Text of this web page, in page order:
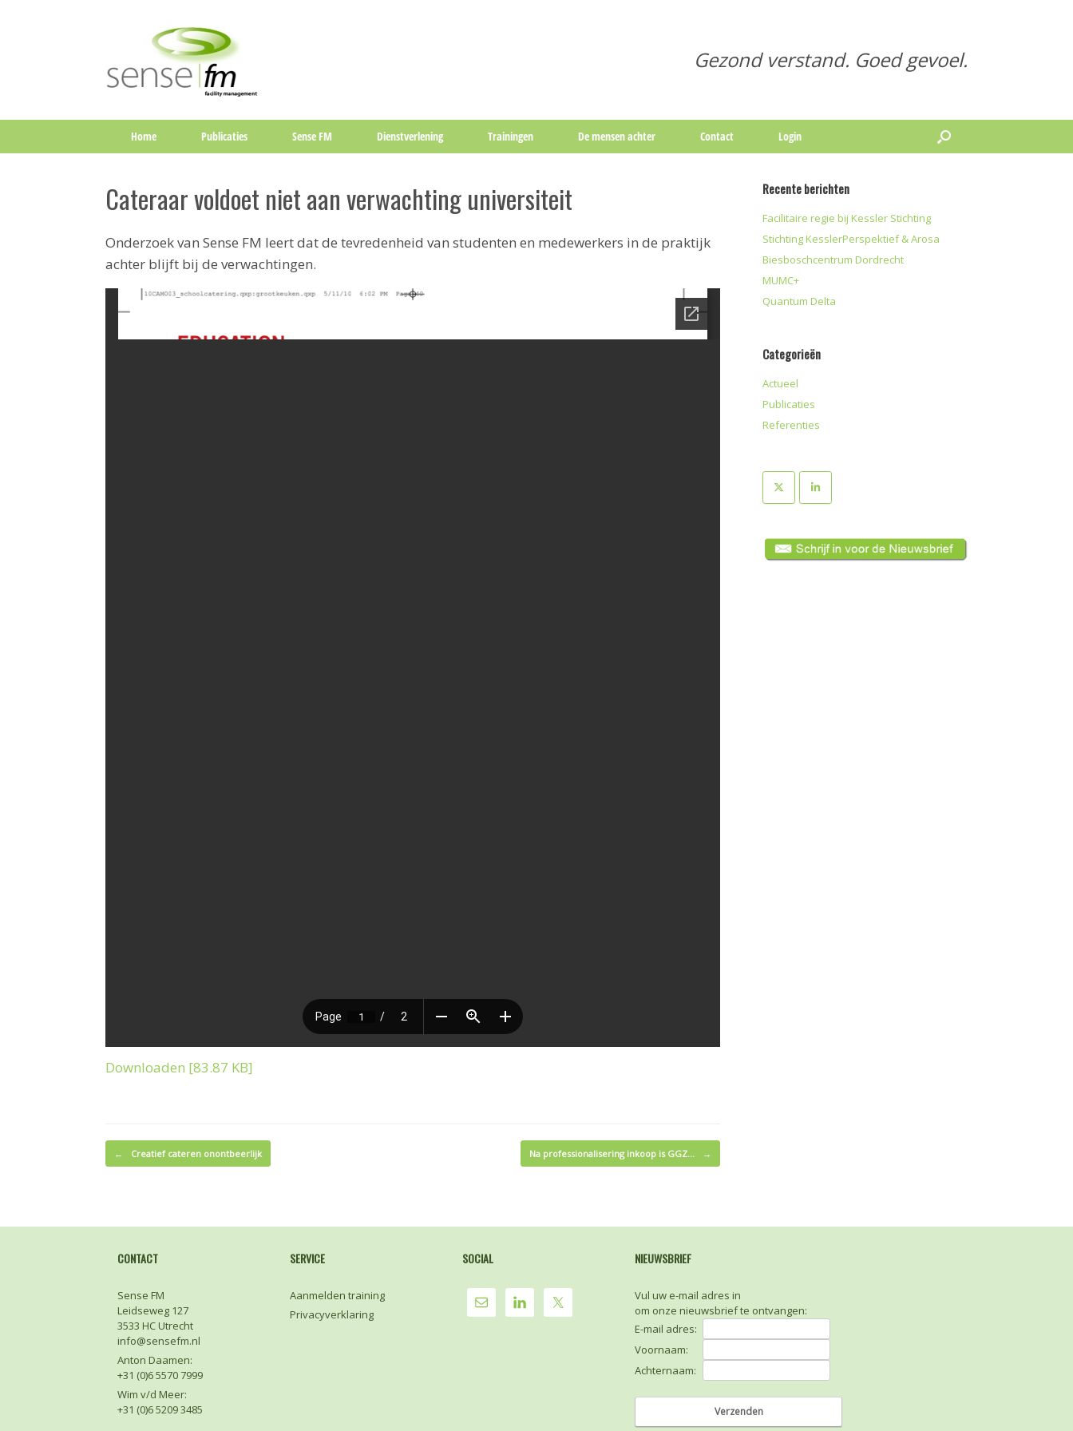
Gezond verstand. Goed gevoel.
Home Publicaties Sense FM Dienstverlening Trainingen De mensen achter Contact Login
Cateraar voldoet niet aan verwachting universiteit
Onderzoek van Sense FM leert dat de tevredenheid van studenten en medewerkers in de praktijk
achter blijft bij de verwachtingen.
Downloaden [83.87 KB]
Bericht navigatie
← Creatief cateren onontbeerlijk Na professionalisering inkoop is GGZ… →
Recente berichten
Facilitaire regie bij Kessler Stichting
Stichting KesslerPerspektief & Arosa
Biesboschcentrum Dordrecht
MUMC+
Quantum Delta
Categorieën
Actueel
Publicaties
Referenties
CONTACT
Sense FM
Leidseweg 127
3533 HC Utrecht
info@sensefm.nl
Anton Daamen:
+31 (0)6 5570 7999
Wim v/d Meer:
+31 (0)6 5209 3485
SERVICE
Aanmelden training
Privacyverklaring
SOCIAL NIEUWSBRIEF
Vul uw e-mail adres in
om onze nieuwsbrief te ontvangen:
E-mail adres:
Voornaam:
Achternaam: